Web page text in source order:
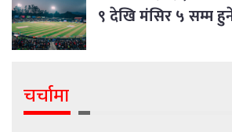
९ देखि मंसिर ५ सम्म
चर्चामा